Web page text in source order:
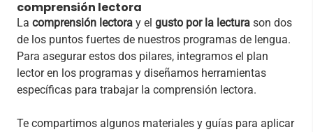
comprensión lectora
La comprensión lectora y el gusto por la lectura son dos
de los puntos fuertes de nuestros programas de lengua.
Para asegurar estos dos pilares, integramos el plan
lector en los programas y diseñamos herramientas
específicas para trabajar la comprensión lectora.
Te compartimos algunos materiales y guías para aplicar